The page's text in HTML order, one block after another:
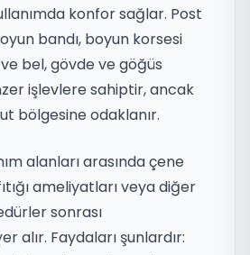
konfor sağlar. Post
bandı, boyun korsesi
bel, gövde ve göğüs
işlevlere sahiptir, ancak
bölgesine odaklanır.
alanları arasında çene
ameliyatları veya diğer
sonrası
alır. Faydaları şunlardır: